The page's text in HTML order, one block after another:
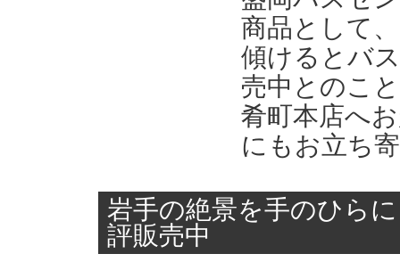
商品として、
傾けるとバ
売中とのこ
肴町本店へ
にもお立ち
岩手の絶景を手のひら
評販売中